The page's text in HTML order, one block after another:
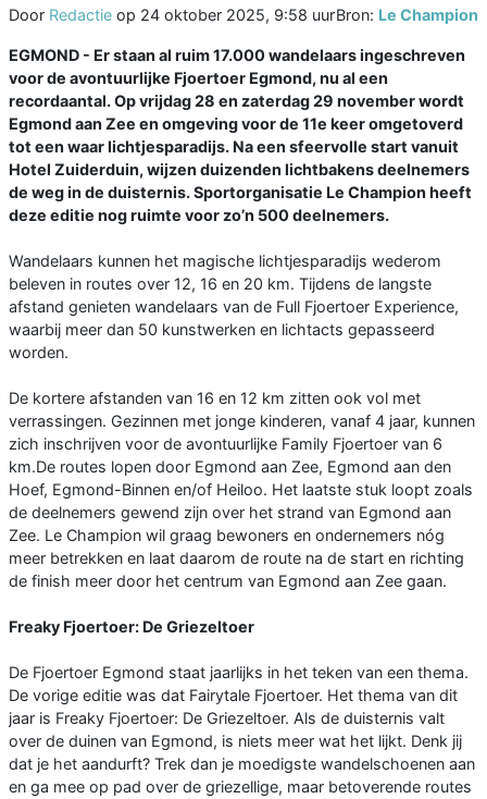
Door Redactie op 24 oktober 2025, 9:58 uurBron: Le Champion
EGMOND - Er staan al ruim 17.000 wandelaars ingeschreven
voor de avontuurlijke Fjoertoer Egmond, nu al een
recordaantal. Op vrijdag 28 en zaterdag 29 november wordt
Egmond aan Zee en omgeving voor de 11e keer omgetoverd
tot een waar lichtjesparadijs. Na een sfeervolle start vanuit
Hotel Zuiderduin, wijzen duizenden lichtbakens deelnemers
de weg in de duisternis. Sportorganisatie Le Champion heeft
deze editie nog ruimte voor zo’n 500 deelnemers.
Wandelaars kunnen het magische lichtjesparadijs wederom
beleven in routes over 12, 16 en 20 km. Tijdens de langste
afstand genieten wandelaars van de Full Fjoertoer Experience,
waarbij meer dan 50 kunstwerken en lichtacts gepasseerd
worden.
De kortere afstanden van 16 en 12 km zitten ook vol met
verrassingen. Gezinnen met jonge kinderen, vanaf 4 jaar, kunnen
zich inschrijven voor de avontuurlijke Family Fjoertoer van 6
km.De routes lopen door Egmond aan Zee, Egmond aan den
Hoef, Egmond-Binnen en/of Heiloo. Het laatste stuk loopt zoals
de deelnemers gewend zijn over het strand van Egmond aan
Zee. Le Champion wil graag bewoners en ondernemers nóg
meer betrekken en laat daarom de route na de start en richting
de finish meer door het centrum van Egmond aan Zee gaan.
Freaky Fjoertoer: De Griezeltoer
De Fjoertoer Egmond staat jaarlijks in het teken van een thema.
De vorige editie was dat Fairytale Fjoertoer. Het thema van dit
jaar is Freaky Fjoertoer: De Griezeltoer. Als de duisternis valt
over de duinen van Egmond, is niets meer wat het lijkt. Denk jij
dat je het aandurft? Trek dan je moedigste wandelschoenen aan
en ga mee op pad over de griezellige, maar betoverende routes